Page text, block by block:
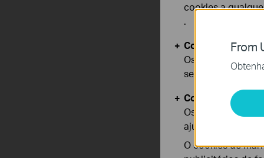
From
cookies a
.
Cookies Básicos
Os cookies são
seus sistemas.
Cookies de
Os cookies de
ajustar a
O cookies de